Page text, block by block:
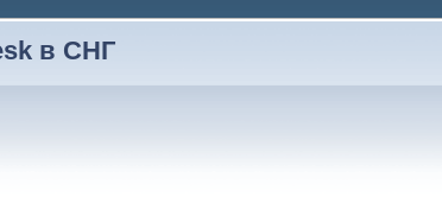
в СНГ